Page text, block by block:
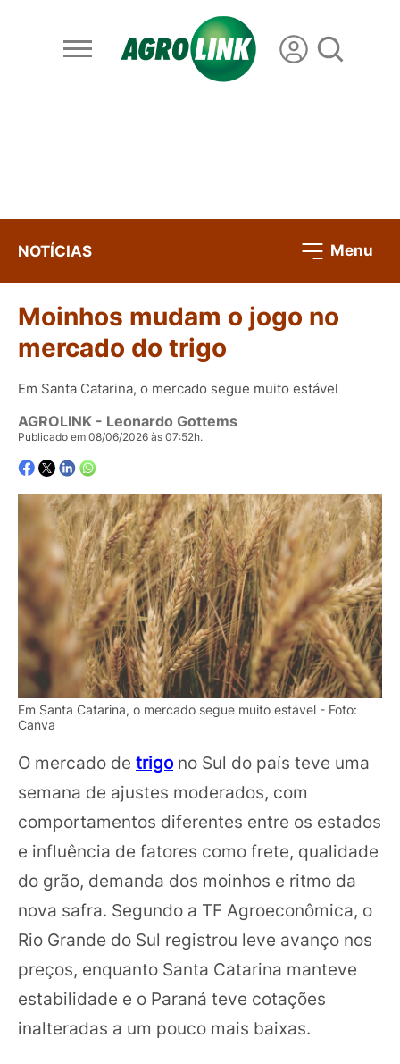
NOTÍCIAS Menu
Moinhos mudam o jogo no
mercado do trigo
Em Santa Catarina, o mercado segue muito estável
AGROLINK - Leonardo Gottems
Publicado em 08/06/2026 às 07:52h.
Em Santa Catarina, o mercado segue muito estável - Foto:
Canva
O mercado de trigono Sul do país teve uma
semana de ajustes moderados, com
comportamentos diferentes entre os estados
e influência de fatores como frete, qualidade
do grão, demanda dos moinhos e ritmo da
nova safra. Segundo a TF Agroeconômica, o
Rio Grande do Sul registrou leve avanço nos
preços, enquanto Santa Catarina manteve
estabilidade e o Paraná teve cotações
inalteradas a um pouco mais baixas.